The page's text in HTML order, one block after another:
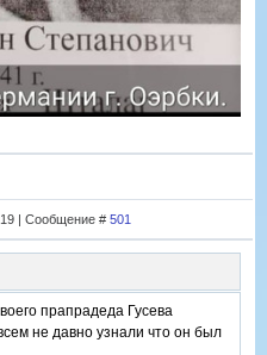
| Сообщение # 501
прапрадеда Гусева
не давно узнали что он был